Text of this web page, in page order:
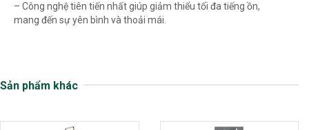
– Công nghệ tiên tiến nhất giúp giảm thiểu tối đa tiếng ồn,
mang đến sự yên bình và thoải mái.
Sản phẩm khác